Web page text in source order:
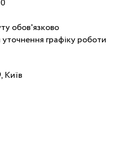
обов'язково
графіку роботи
Київ